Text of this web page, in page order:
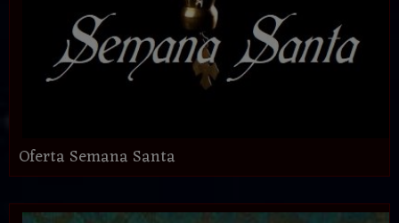
Oferta Semana Santa